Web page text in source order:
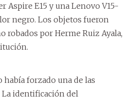
Aspire E15 y una Lenovo V15-
negro. Los objetos fueron
robados por Herme Ruiz Ayala,
había forzado una de las
La identificación del